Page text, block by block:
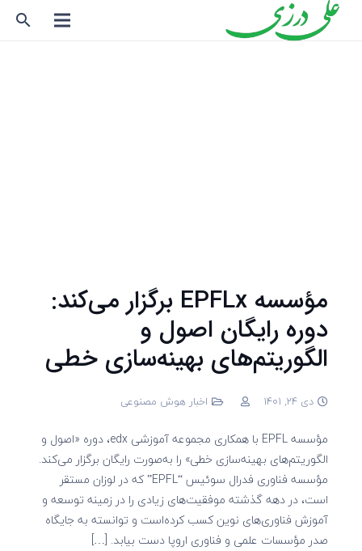
search
مؤسسه EPFLx برگزار می‌کند:
دوره رایگان اصول و
الگوریتم‌های بهینه‌سازی خطی
دی 24, 1401 اخبار هوش مصنوعی
مؤسسه EPFL با همکاری مجموعه آموزشی edx، دوره «اصول و
الگوریتم‌های بهینه‌سازی خطی» را به‌صورت رایگان برگزار می‌کند.
مؤسسه‌ فناوری فدرال سوئیس “EPFL” که در لوزان مستقر
است، در دهه گذشته موفقیت‌های زیادی را در زمینه توسعه و
آموزش فناوری‌های نوین کسب کرده‌است و توانسته به جایگاه
صدر مؤسسات علمی و فناوری اروپا دست بیابد. […]